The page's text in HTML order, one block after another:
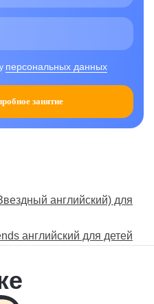
персональных данных
занятие
английский) для
английский для детей